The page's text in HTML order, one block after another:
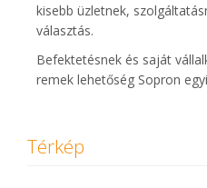
kisebb üzletnek,
választás.
Befektetésnek és saját
remek lehetőség Sopron
Térkép